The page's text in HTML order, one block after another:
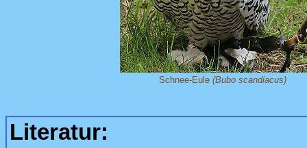
Schnee-Eule (Bubo scandiacus)
Literatur: